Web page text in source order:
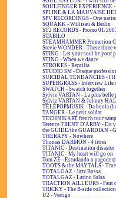
SOULFINGER EXPERIENCE
SPLINE & LA MAUVAISE
SPV RECORDINGS - One
SQUAKK - Willisau & Berlin
ST2 RECORDS - Promo 01/
STABILO
STEAMHAMMER Promotion
Stevie WONDER - These three
STING - Let your soul be your
STING - When we dance
STROKES - Reptilia
STUDIO SM - Disque
SUICIDAL TENDANCIES - I'll
SUPERGRASS - Interview Life
SWATCH - Swatch together
Sylvie VARTAN - La plus belle
Sylvie VARTAN & Johnny
TÉLÉPOPMUSIK - Da hoola
TANGER - Le petit soldat
TECHNIKART french tour
Terence TRENT D'ARBY - Do
the GUIDE/the GUARDIAN -
THERAPY - Nowhere
Thomas DARMON - 4 titres
TITANIC - Destination disaster
TITANIC - My heart will go on
Tom ZÉ - Estudando o pagode
TOOTS & the MAYTALS -
TOTALGAZ - Jazz Bossa
TOTALGAZ - Latino Salsa
TRACTION AILLEURS - Faut
TRICKY - The B-side collection
U2 - Vertigo